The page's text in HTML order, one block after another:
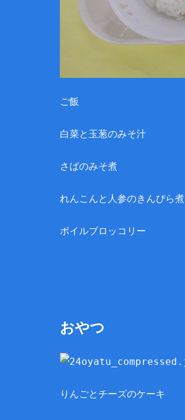
ご飯
白菜と玉葱のみそ汁
さばのみそ煮
れんこんと人参のきんぴら煮
ボイルブロッコリー
おやつ
りんごとチーズのケーキ